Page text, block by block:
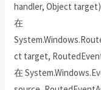
handler, Object target)
在
ct target,
在